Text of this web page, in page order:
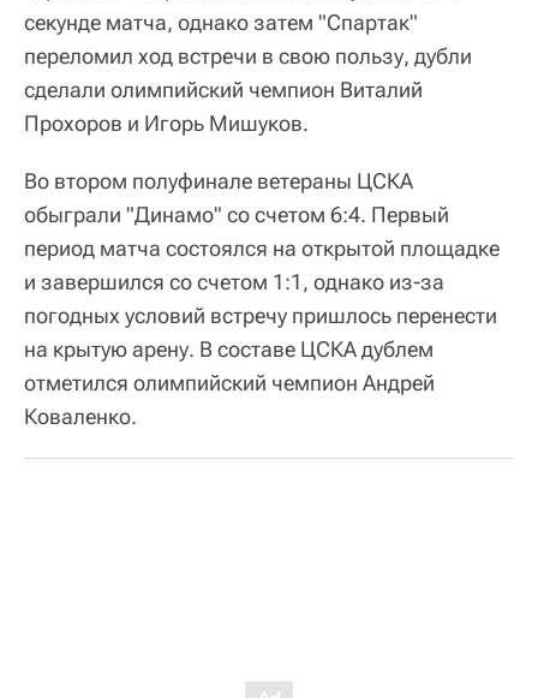
секунде матча, однако затем "Спартак"
переломил ход встречи в свою пользу, дубли
сделали олимпийский чемпион Виталий
Прохоров и Игорь Мишуков.
Во втором полуфинале ветераны ЦСКА
обыграли "Динамо" со счетом 6:4. Первый
период матча состоялся на открытой площадке
и завершился со счетом 1:1, однако из-за
погодных условий встречу пришлось перенести
на крытую арену. В составе ЦСКА дублем
отметился олимпийский чемпион Андрей
Коваленко.